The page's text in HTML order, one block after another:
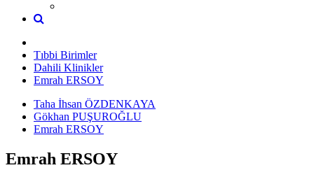
Tıbbi Birimler
Dahili Klinikler
Emrah ERSOY
Taha İhsan ÖZDENKAYA
Gökhan PUŞUROĞLU
Emrah ERSOY
Emrah ERSOY